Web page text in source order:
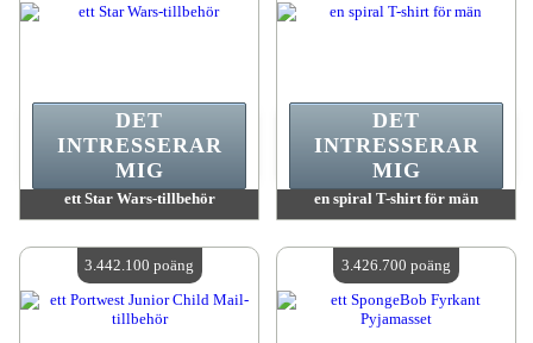
ett Star Wars-tillbehör
Antal tillgängliga:4
DET
INTRESSERAR
MIG
en spiral T-shirt för män
Antal tillgängliga:4
DET
INTRESSERAR
MIG
3.442.100 poäng 3.426.700 poäng